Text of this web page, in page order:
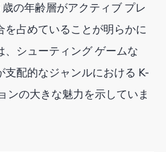
歳の年齢層がアクティブ プレ
を占めていることが明らかに
、シューティング ゲームな
支配的なジャンルにおける K-
ンの大きな魅力を示していま